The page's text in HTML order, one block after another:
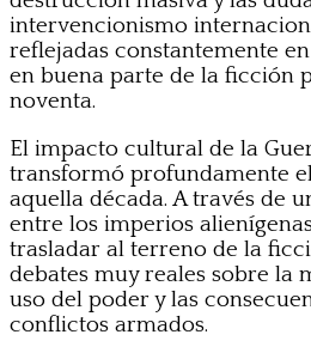
intervencionismo
reflejadas constantemente
en buena parte de la ficción
noventa.
El impacto cultural de la
transformó profundamente
aquella década. A través de
entre los imperios
trasladar al terreno de la
debates muy reales sobre la
uso del poder y las
conflictos armados.